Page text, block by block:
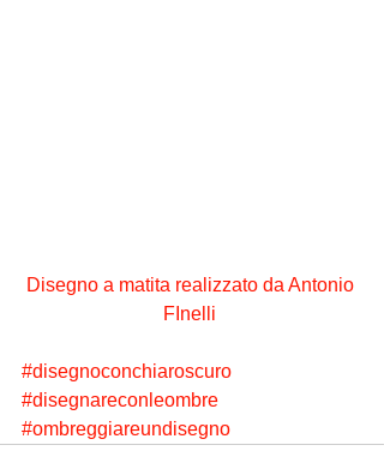
Disegno a matita realizzato da Antonio
FInelli
#disegnoconchiaroscuro
#disegnareconleombre
#ombreggiareundisegno